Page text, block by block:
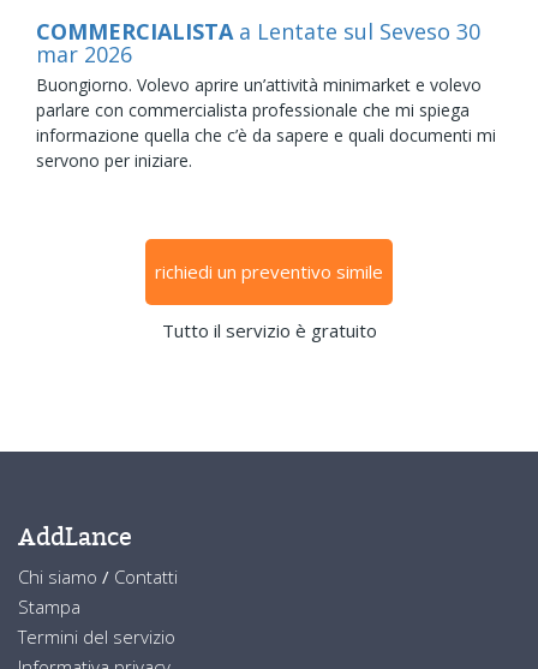
COMMERCIALISTA a Lentate sul Seveso 30
mar 2026
Buongiorno. Volevo aprire un’attività minimarket e volevo
parlare con commercialista professionale che mi spiega
informazione quella che c’è da sapere e quali documenti mi
servono per iniziare.
richiedi un preventivo simile
Tutto il servizio è gratuito
AddLance
Chi siamo / Contatti
Stampa
Termini del servizio